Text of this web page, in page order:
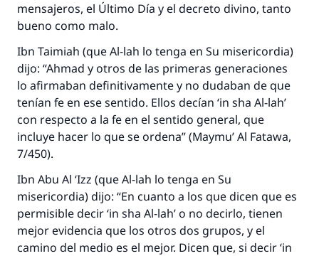
mensajeros, el Último Día y el decreto divino, tanto
bueno como malo.
Ibn Taimiah (que Al-lah lo tenga en Su misericordia)
dijo: “Ahmad y otros de las primeras generaciones
lo afirmaban definitivamente y no dudaban de que
tenían fe en ese sentido. Ellos decían ‘in sha Al-lah’
con respecto a la fe en el sentido general, que
incluye hacer lo que se ordena” (Maymu’ Al Fatawa,
7/450).
Ibn Abu Al ‘Izz (que Al-lah lo tenga en Su
misericordia) dijo: “En cuanto a los que dicen que es
permisible decir‘in sha Al-lah’o no decirlo, tienen
mejor evidencia que los otros dos grupos, y el
camino del medio es el mejor. Dicen que, si decir‘in